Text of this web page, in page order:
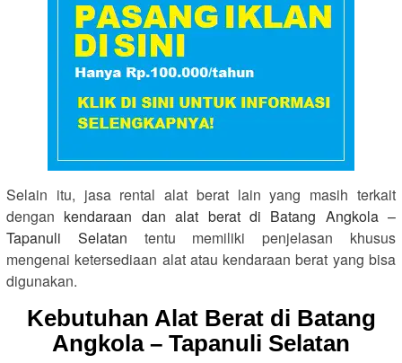
Selain itu, jasa rental alat berat lain yang masih terkait
dengan kendaraan dan alat berat di Batang Angkola –
Tapanuli Selatan tentu memiliki penjelasan khusus
mengenai ketersediaan alat atau kendaraan berat yang bisa
digunakan.
Kebutuhan Alat Berat di Batang
Angkola – Tapanuli Selatan